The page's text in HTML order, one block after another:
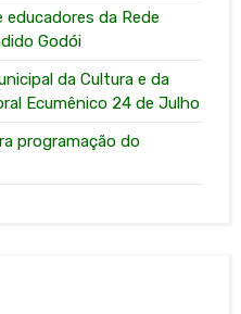
da Rede
Godói
da Cultura e da
Ecumênico 24 de Julho
programação do